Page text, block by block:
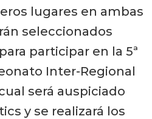
lugares en ambas
seleccionados
participar en la 5ª
Inter-Regional
será auspiciado
y se realizará los